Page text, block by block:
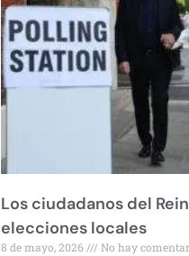
Los ciudadanos del
elecciones locales
8 de mayo, 2026 No hay